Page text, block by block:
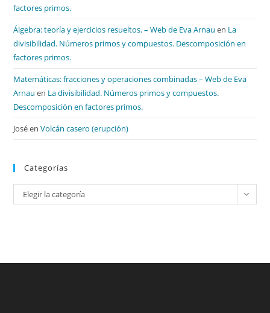
factores primos.
Álgebra: teoría y ejercicios resueltos. – Web de Eva Arnau en La
divisibilidad. Números primos y compuestos. Descomposición en
factores primos.
Matemáticas: fracciones y operaciones combinadas – Web de Eva
Arnau en La divisibilidad. Números primos y compuestos.
Descomposición en factores primos.
JoséenVolcán casero (erupción)
Categorías
Categorías
Elegir la categoría